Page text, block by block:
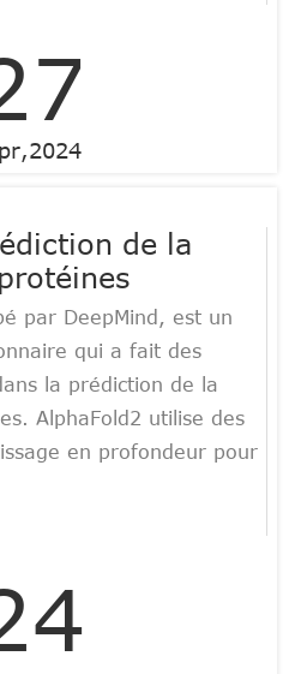
de la
par DeepMind, est un
qui a fait des
la prédiction de la
AlphaFold2 utilise des
en profondeur pour